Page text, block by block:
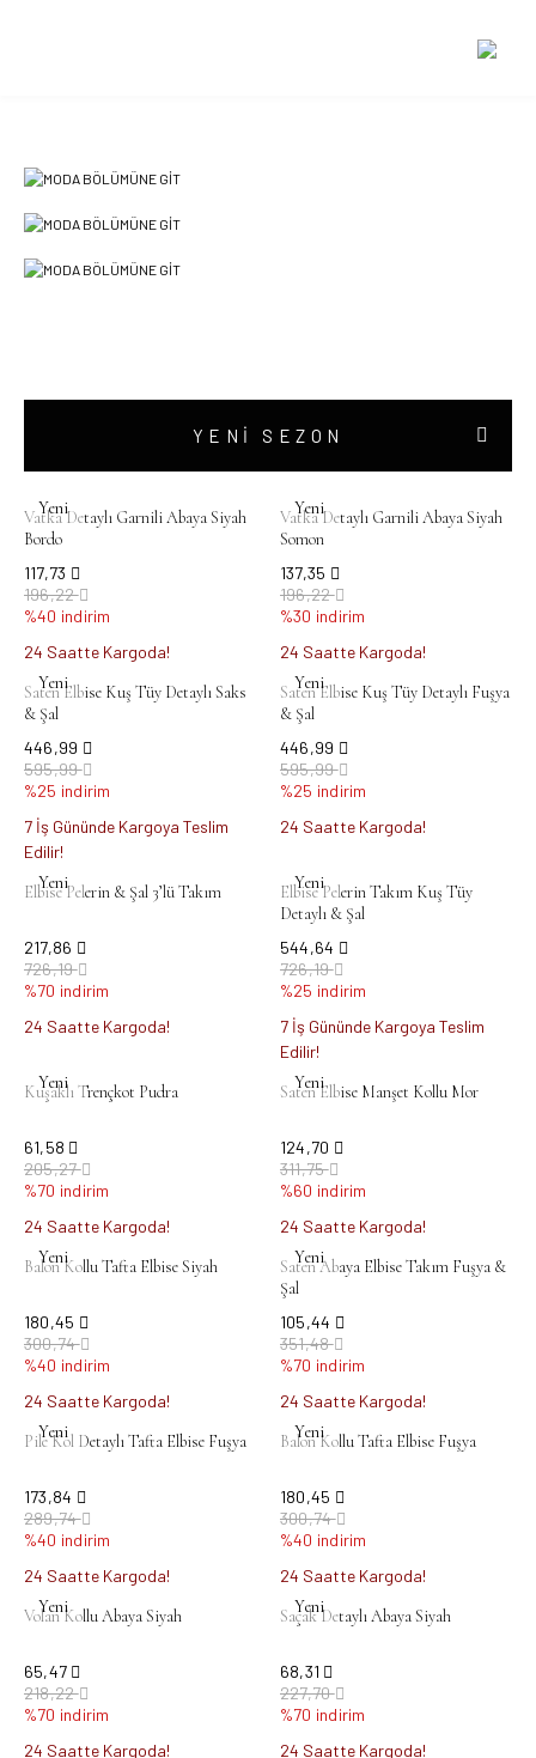
YENİ SEZON
ÖZEL FİYATLAR
Yeni
Vatka Detaylı Garnili Abaya Siyah
Bordo
117,73
196,22
%40 indirim
24 Saatte Kargoda!
Yeni
Vatka Detaylı Garnili Abaya Siyah
Somon
137,35
196,22
%30 indirim
24 Saatte Kargoda!
Yeni
Saten Elbise Kuş Tüy Detaylı Saks
& Şal
446,99
595,99
%25 indirim
7 İş Gününde Kargoya Teslim
Edilir!
Yeni
Saten Elbise Kuş Tüy Detaylı Fuşya
& Şal
446,99
595,99
%25 indirim
24 Saatte Kargoda!
Yeni
Elbise Pelerin & Şal 3’lü Takım
217,86
726,19
%70 indirim
24 Saatte Kargoda!
Yeni
Elbise Pelerin Takım Kuş Tüy
Detaylı & Şal
544,64
726,19
%25 indirim
7 İş Gününde Kargoya Teslim
Edilir!
Yeni
Kuşaklı Trençkot Pudra
61,58
205,27
%70 indirim
24 Saatte Kargoda!
Yeni
Saten Elbise Manşet Kollu Mor
124,70
311,75
%60 indirim
24 Saatte Kargoda!
Yeni
Balon Kollu Tafta Elbise Siyah
180,45
300,74
%40 indirim
24 Saatte Kargoda!
Yeni
Saten Abaya Elbise Takım Fuşya &
Şal
105,44
351,48
%70 indirim
24 Saatte Kargoda!
Yeni
Pile Kol Detaylı Tafta Elbise Fuşya
173,84
289,74
%40 indirim
24 Saatte Kargoda!
Yeni
Balon Kollu Tafta Elbise Fuşya
180,45
300,74
%40 indirim
24 Saatte Kargoda!
Yeni
Volan Kollu Abaya Siyah
65,47
218,22
%70 indirim
24 Saatte Kargoda!
Yeni
Saçak Detaylı Abaya Siyah
68,31
227,70
%70 indirim
24 Saatte Kargoda!